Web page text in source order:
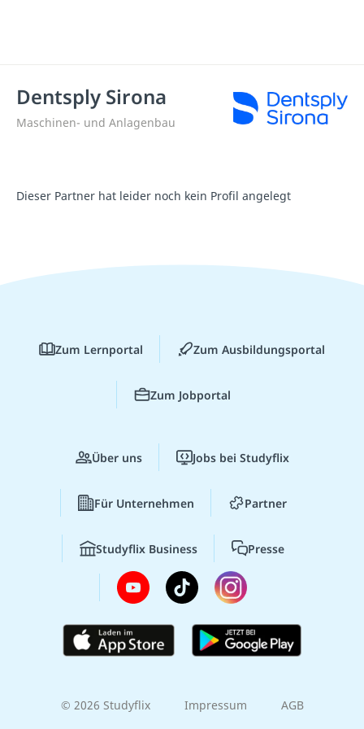
Dentsply Sirona
Maschinen- und Anlagenbau
Dieser Partner hat leider noch kein Profil angelegt
Zum Lernportal Zum Ausbildungsportal
Zum Jobportal
Über uns Jobs bei Studyflix
Für Unternehmen Partner
Studyflix Business Presse
© 2026 Studyflix Impressum AGB